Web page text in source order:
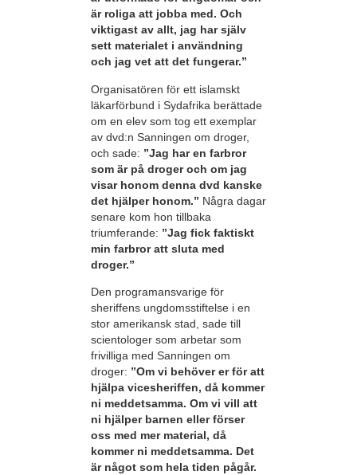
är roliga att jobba med. Och
viktigast av allt, jag har själv
sett materialet i användning
och jag vet att det fungerar.”
Organisatören för ett islamskt
läkarförbund i Sydafrika berättade
om en elev som tog ett exemplar
av dvd:n Sanningen om droger,
och sade: ”Jag har en farbror
som är på droger och om jag
visar honom denna dvd kanske
det hjälper honom.” Några dagar
senare kom hon tillbaka
triumferande: ”Jag fick faktiskt
min farbror att sluta med
droger.”
Den programansvarige för
sheriffens ungdomsstiftelse i en
stor amerikansk stad, sade till
scientologer som arbetar som
frivilliga med Sanningen om
droger: ”Om vi behöver er för att
hjälpa vicesheriffen, då kommer
ni meddetsamma. Om vi vill att
ni hjälper barnen eller förser
oss med mer material, då
kommer ni meddetsamma. Det
är något som hela tiden pågår.